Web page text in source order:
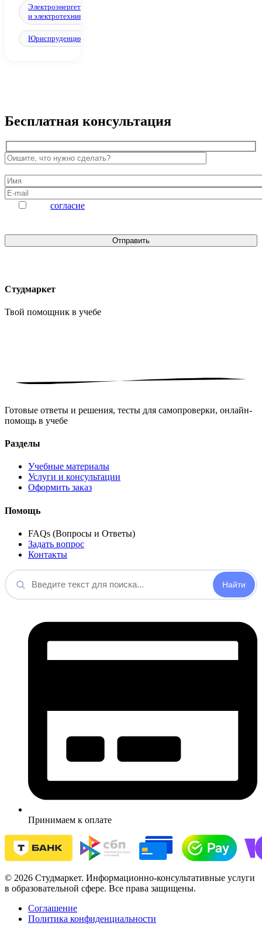
Электроэнергетика
и электротехника
Юриспруденция
Бесплатная консультация
согласие
Студмаркет
Твой помощник в учебе
Готовые ответы и решения, тесты для самопроверки, онлайн-
помощь в учебе
Разделы
Учебные материалы
Услуги и консультации
Оформить заказ
Помощь
FAQs (Вопросы и Ответы)
Задать вопрос
Контакты
Введите
текст
для
Принимаем к оплате
© 2026 Студмаркет. Информационно-консультативные услуги
в образовательной сфере. Все права защищены.
Соглашение
Политика конфиденциальности